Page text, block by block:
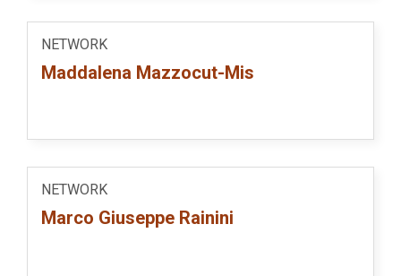
NETWORK
Maddalena Mazzocut-Mis
NETWORK
Marco Giuseppe Rainini